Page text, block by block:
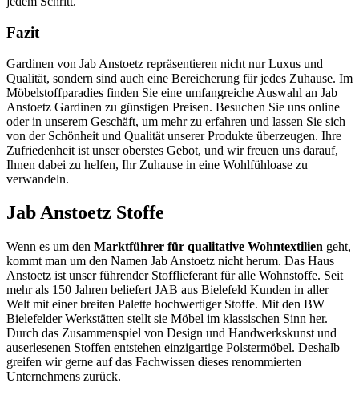
Fazit
Gardinen von Jab Anstoetz repräsentieren nicht nur Luxus und
Qualität, sondern sind auch eine Bereicherung für jedes Zuhause. Im
Möbelstoffparadies finden Sie eine umfangreiche Auswahl an Jab
Anstoetz Gardinen zu günstigen Preisen. Besuchen Sie uns online
oder in unserem Geschäft, um mehr zu erfahren und lassen Sie sich
von der Schönheit und Qualität unserer Produkte überzeugen. Ihre
Zufriedenheit ist unser oberstes Gebot, und wir freuen uns darauf,
Ihnen dabei zu helfen, Ihr Zuhause in eine Wohlfühloase zu
verwandeln.
Jab Anstoetz Stoffe
Wenn es um den Marktführer für qualitative Wohntextilien geht,
kommt man um den Namen Jab Anstoetz nicht herum. Das Haus
Anstoetz ist unser führender Stofflieferant für alle Wohnstoffe. Seit
mehr als 150 Jahren beliefert JAB aus Bielefeld Kunden in aller
Welt mit einer breiten Palette hochwertiger Stoffe. Mit den BW
Bielefelder Werkstätten stellt sie Möbel im klassischen Sinn her.
Durch das Zusammenspiel von Design und Handwerkskunst und
auserlesenen Stoffen entstehen einzigartige Polstermöbel. Deshalb
greifen wir gerne auf das Fachwissen dieses renommierten
Unternehmens zurück.